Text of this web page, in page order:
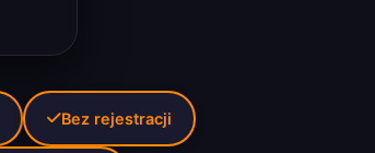
Bez rejestracji